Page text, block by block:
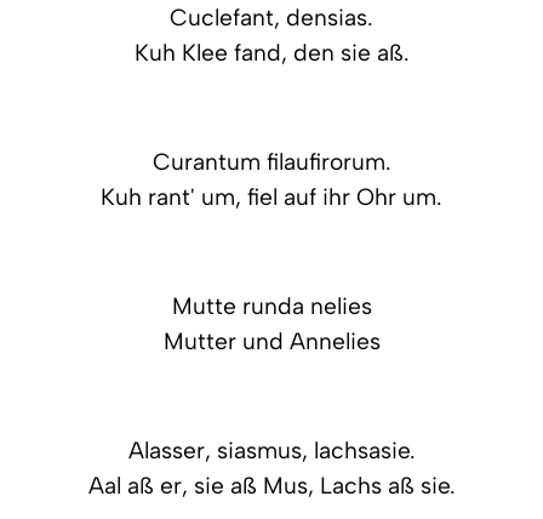
Cuclefant, densias.
Kuh Klee fand, den sie aß.
Curantum filaufirorum.
Kuh rant' um, fiel auf ihr Ohr um.
Mutte runda nelies
Mutter und Annelies
Alasser, siasmus, lachsasie.
Aal aß er, sie aß Mus, Lachs aß sie.